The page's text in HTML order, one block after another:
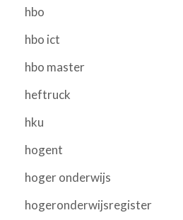
hbo
hbo ict
hbo master
heftruck
hku
hogent
hoger onderwijs
hogeronderwijsregister